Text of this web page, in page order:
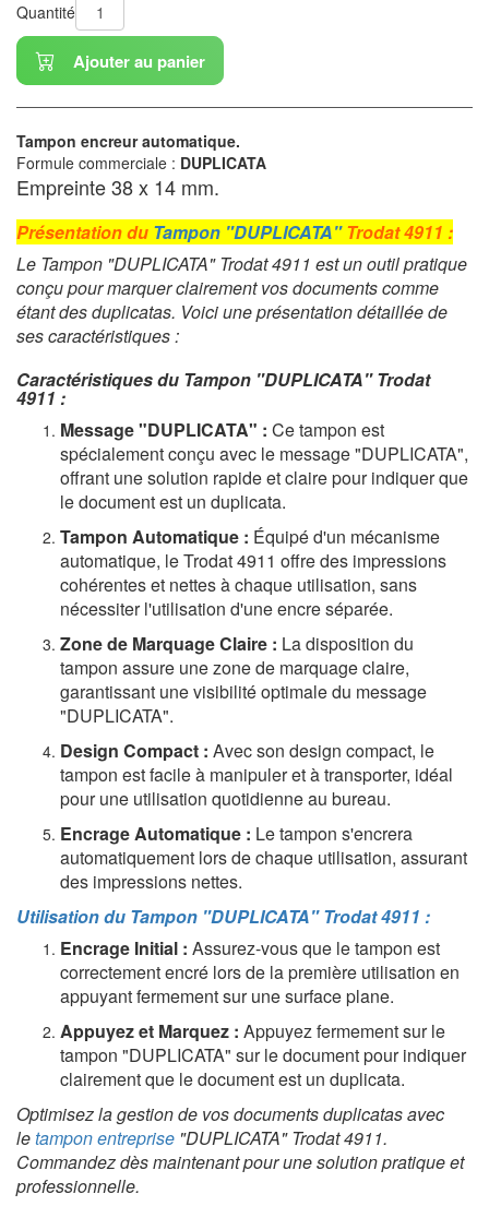
Quantité
Ajouter au panier
Tampon encreur automatique.
Formule commerciale : DUPLICATA
Empreinte 38 x 14 mm.
Présentation du Tampon "DUPLICATA"Trodat 4911 :
Le Tampon "DUPLICATA" Trodat 4911 est un outil pratique
conçu pour marquer clairement vos documents comme
étant des duplicatas. Voici une présentation détaillée de
ses caractéristiques :
Caractéristiques du Tampon "DUPLICATA" Trodat
4911 :
Message "DUPLICATA" : Ce tampon est
spécialement conçu avec le message "DUPLICATA",
offrant une solution rapide et claire pour indiquer que
le document est un duplicata.
Tampon Automatique : Équipé d'un mécanisme
automatique, le Trodat 4911 offre des impressions
cohérentes et nettes à chaque utilisation, sans
nécessiter l'utilisation d'une encre séparée.
Zone de Marquage Claire : La disposition du
tampon assure une zone de marquage claire,
garantissant une visibilité optimale du message
"DUPLICATA".
Design Compact : Avec son design compact, le
tampon est facile à manipuler et à transporter, idéal
pour une utilisation quotidienne au bureau.
Encrage Automatique : Le tampon s'encrera
automatiquement lors de chaque utilisation, assurant
des impressions nettes.
Utilisation du Tampon "DUPLICATA" Trodat 4911 :
Encrage Initial : Assurez-vous que le tampon est
correctement encré lors de la première utilisation en
appuyant fermement sur une surface plane.
Appuyez et Marquez : Appuyez fermement sur le
tampon "DUPLICATA" sur le document pour indiquer
clairement que le document est un duplicata.
Optimisez la gestion de vos documents duplicatas avec
letampon entreprise "DUPLICATA" Trodat 4911.
Commandez dès maintenant pour une solution pratique et
professionnelle.